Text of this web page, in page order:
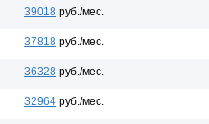
39018 руб./мес.
37818 руб./мес.
36328 руб./мес.
32964 руб./мес.